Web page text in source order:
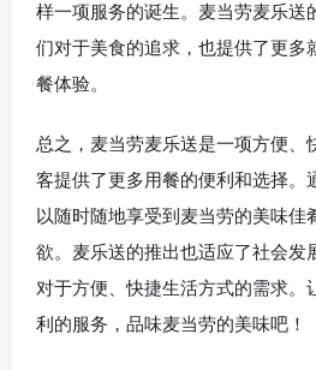
样一项服务的诞生。麦当劳麦乐送
们对于美食的追求，也提供了更多
餐体验。
总之，麦当劳麦乐送是一项方便、
客提供了更多用餐的便利和选择。
以随时随地享受到麦当劳的美味佳
欲。麦乐送的推出也适应了社会发
对于方便、快捷生活方式的需求。
利的服务，品味麦当劳的美味吧！